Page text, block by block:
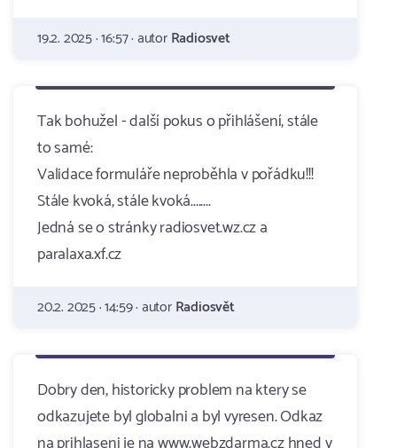
19.2. 2025 · 16:57 · autorRadiosvet
Tak bohužel - další pokus o přihlášení, stále
to samé:
Validace formuláře neproběhla v pořádku!!!
Stále kvoká, stále kvoká........
Jedná se o stránky radiosvet.wz.cz a
paralaxa.xf.cz
20.2. 2025 · 14:59 · autorRadiosvět
Dobry den, historicky problem na ktery se
odkazujete byl globalni a byl vyresen. Odkaz